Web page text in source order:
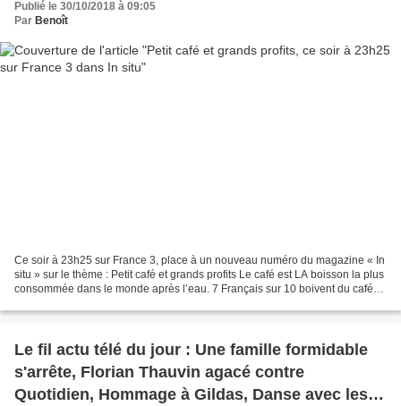
Publié le 30/10/2018 à 09:05
Par Benoît
Ce soir à 23h25 sur France 3, place à un nouveau numéro du magazine « In
situ » sur le thème : Petit café et grands profits Le café est LA boisson la plus
consommée dans le monde après l’eau. 7 Français sur 10 boivent du café
Le fil actu télé du jour : Une famille formidable
s'arrête, Florian Thauvin agacé contre
Quotidien, Hommage à Gildas, Danse avec les